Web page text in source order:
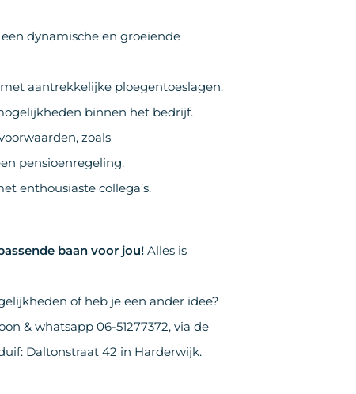
dynamische en groeiende
aantrekkelijke ploegentoeslagen.
binnen het bedrijf.
zoals
pensioenregeling.
enthousiaste collega’s.
baan voor jou! Alles is
of heb je een ander idee?
& whatsapp 06-51277372, via de
Daltonstraat 42 in Harderwijk.